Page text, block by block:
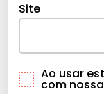
Site
Ao usar
com